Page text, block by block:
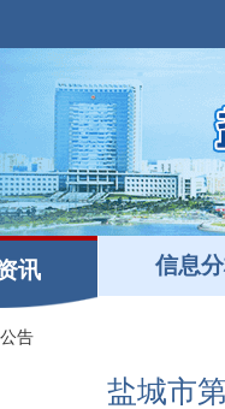
讯 信息
告
盐城市